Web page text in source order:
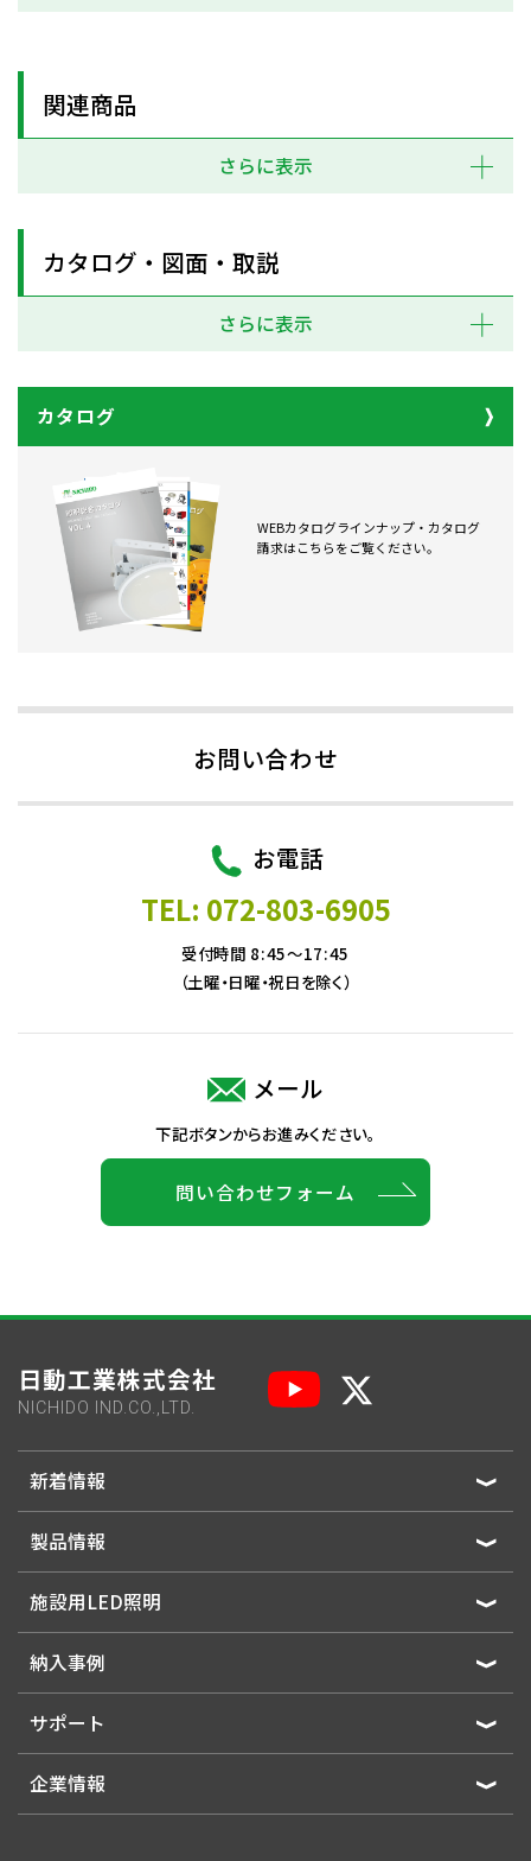
関連商品
さらに表示
カタログ・図面・取説
さらに表示
カタログ
WEBカタログラインナップ・カタログ
請求はこちらをご覧ください。
お問い合わせ
お電話
TEL: 072-803-6905
受付時間 8:45～17:45
（土曜・日曜・祝日を除く）
メール
下記ボタンからお進みください。
問い合わせフォーム
日動工業株式会社
NICHIDO IND.CO.,LTD.
新着情報
製品情報
施設用LED照明
納入事例
サポート
企業情報